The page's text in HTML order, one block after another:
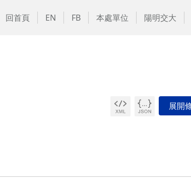
回首頁 EN FB 本處單位 陽明交大